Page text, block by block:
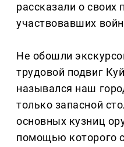
рассказали о своих
участвовавших
Не обошли
трудовой подвиг
назывался наш
только запасной
основных кузниц
помощью которого